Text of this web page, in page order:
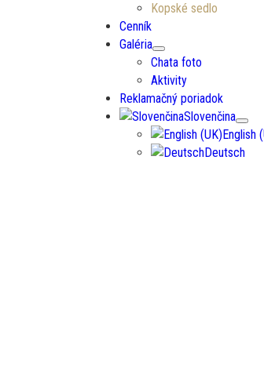
Kopské sedlo
Cenník
Galéria
Chata foto
Aktivity
Reklamačný poriadok
Slovenčina
English
Deutsch